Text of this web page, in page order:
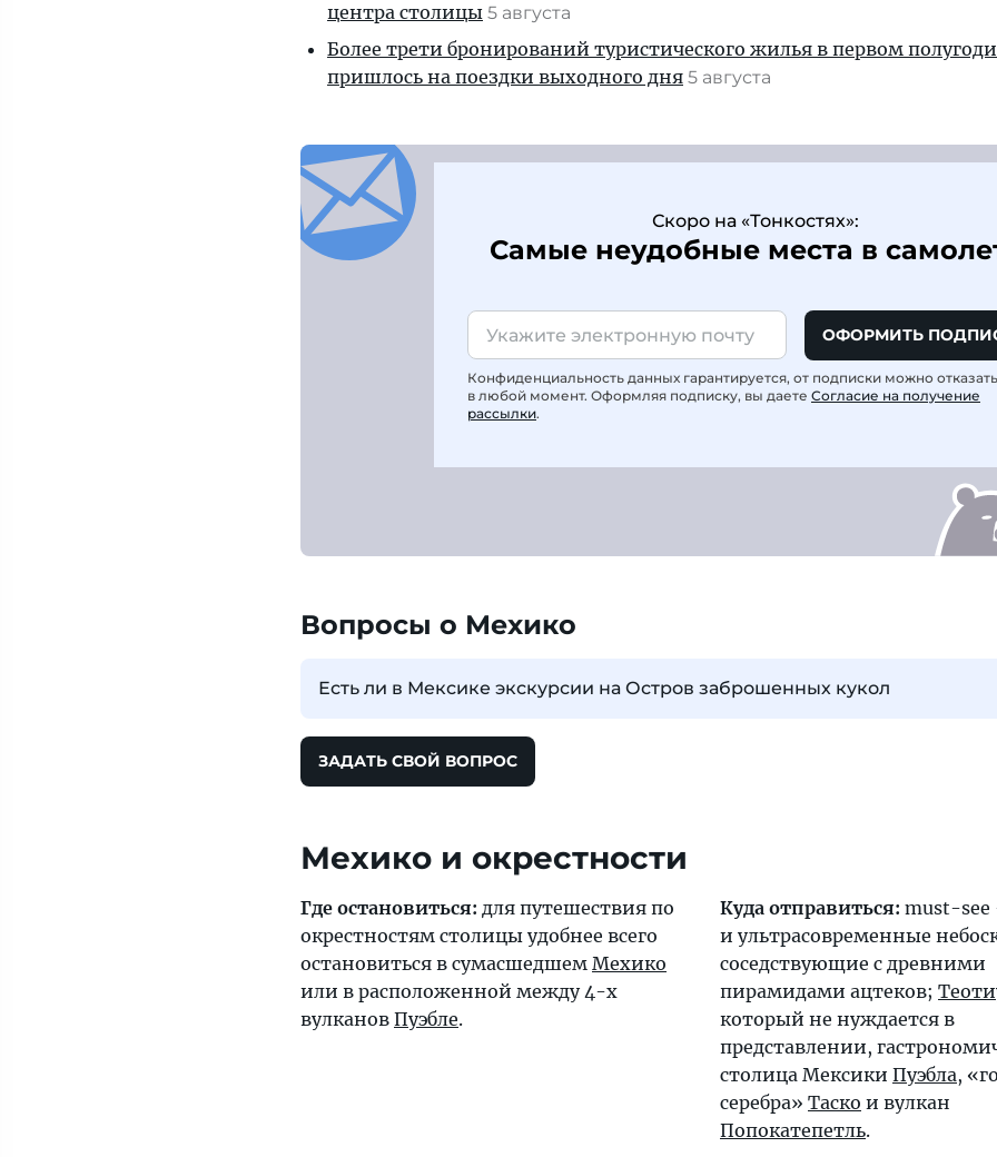
центра столицы 5 августа
Более трети бронирований туристического жилья в первом
пришлось на поездки выходного дня 5 августа
Скоро на «Тонкостях»:
Самые неудобные места в
ОФОРМИТЬ
Конфиденциальность данных гарантируется, от подписки можно
в любой момент. Оформляя подписку, вы даете Согласие на получение
рассылки.
Вопросы о Мехико
Есть ли в Мексике экскурсии на Остров заброшенных кукол
ЗАДАТЬ СВОЙ ВОПРОС
Мехико и окрестности
Где остановиться: для путешествия по
окрестностям столицы удобнее всего
остановиться в сумасшедшем Мехико
или в расположенной между 4-х
вулканов Пуэбле.
Куда отправиться: must-
и ультрасовременные
соседствующие с древними
пирамидами ацтеков;
который не нуждается в
представлении,
столица Мексики Пуэбла,
серебра» Таско и вулкан
Попокатепетль.